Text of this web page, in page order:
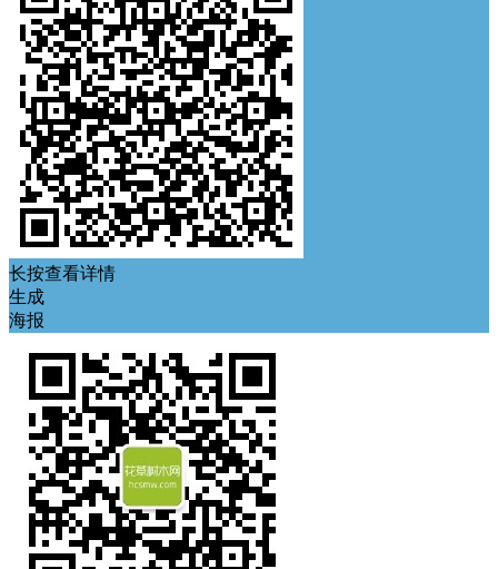
长按查看详情
生成
海报